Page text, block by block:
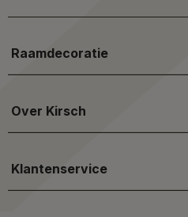
Raamdecoratie
Over Kirsch
Klantenservice